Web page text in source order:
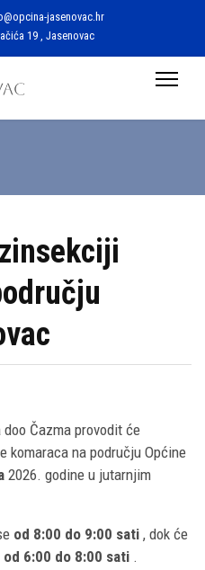
jasenovac.hr
19 , Jasenovac
Čazma provodit će
komaraca na području Općine
2026. godine u jutarnjim
od 8:00 do 9:00 sati , dok će
od 6:00 do 8:00 sati .